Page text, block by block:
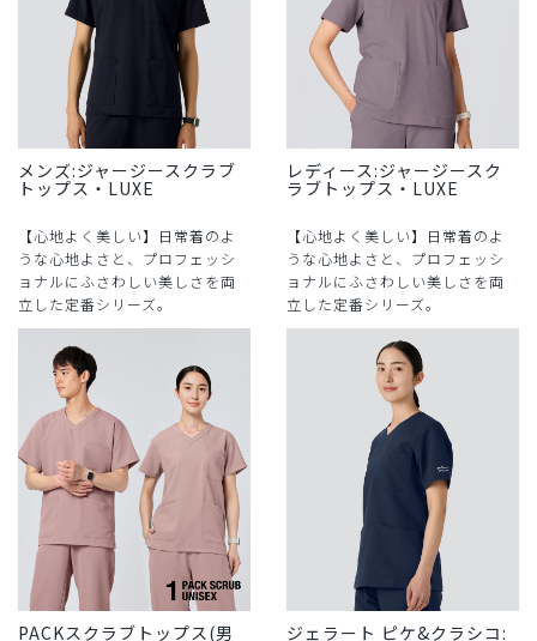
メンズ:ジャージースクラブ
トップス・LUXE
【心地よく美しい】日常着のよ
うな心地よさと、プロフェッシ
ョナルにふさわしい美しさを両
立した定番シリーズ。
レディース:ジャージースク
ラブトップス・LUXE
【心地よく美しい】日常着のよ
うな心地よさと、プロフェッシ
ョナルにふさわしい美しさを両
立した定番シリーズ。
PACKスクラブトップス(男 ジェラート ピケ&クラシコ: